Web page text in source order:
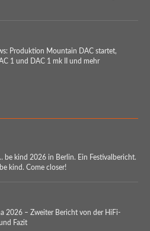
Produktion Mountain DAC startet,
1 und DAC 1 mk II und mehr
be kind 2026 in Berlin. Ein Festivalbericht.
kind. Come closer!
2026 – Zweiter Bericht von der HiFi-
Fazit